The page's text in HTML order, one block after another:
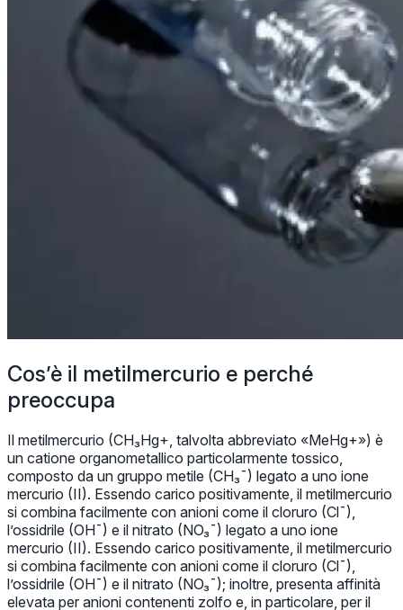
Cos’è il metilmercurio e perché
preoccupa
Il metilmercurio (CH₃Hg+, talvolta abbreviato «MeHg+») è
un catione organometallico particolarmente tossico,
composto da un gruppo metile (CH₃¯) legato a uno ione
mercurio (II). Essendo carico positivamente, il metilmercurio
si combina facilmente con anioni come il cloruro (Cl¯),
l’ossidrile (OH¯) e il nitrato (NO₃¯) legato a uno ione
mercurio (II). Essendo carico positivamente, il metilmercurio
si combina facilmente con anioni come il cloruro (Cl¯),
l’ossidrile (OH¯) e il nitrato (NO₃¯); inoltre, presenta affinità
elevata per anioni contenenti zolfo e, in particolare, per il